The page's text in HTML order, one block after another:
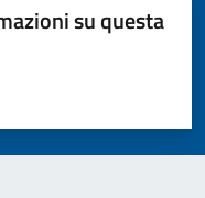
su questa